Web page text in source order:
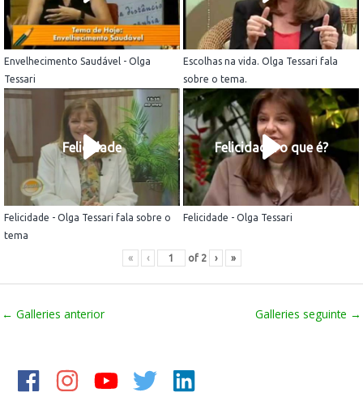
Envelhecimento Saudável - Olga
Tessari
Escolhas na vida. Olga Tessari fala
sobre o tema.
Felicidade
Felicidade - Olga Tessari fala sobre o
tema
Felicidade: o que é?
Felicidade - Olga Tessari
« ‹ of 2 › »
← Galleries anterior Galleries seguinte →